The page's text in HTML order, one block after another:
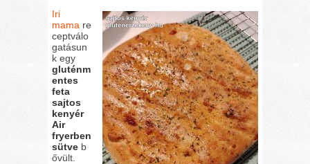
Iri
mama re
ceptválo
gatásun
k egy
gluténm
entes
feta
sajtos
kenyér
Air
fryerben
sütve b
ővült.